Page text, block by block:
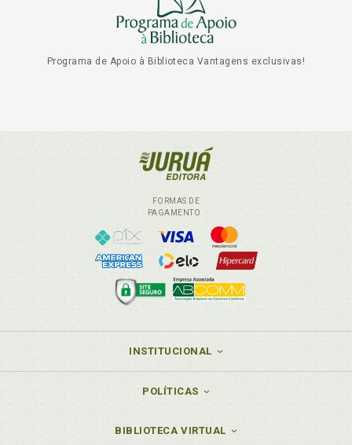
Programa de Apoio à Biblioteca Vantagens exclusivas!
FORMAS DE
PAGAMENTO
INSTITUCIONAL
POLÍTICAS
BIBLIOTECA VIRTUAL